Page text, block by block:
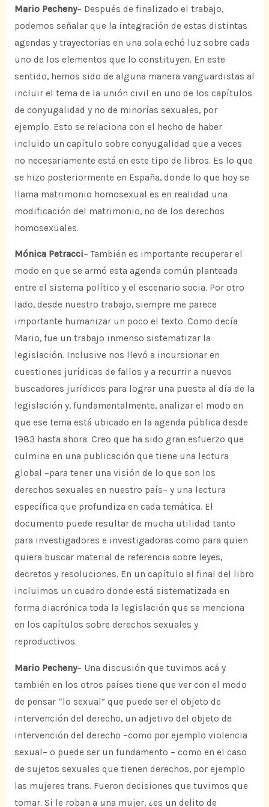
Mario Pecheny– Después de finalizado el trabajo,
podemos señalar que la integración de estas distintas
agendas y trayectorias en una sola echó luz sobre cada
uno de los elementos que lo constituyen. En este
sentido, hemos sido de alguna manera vanguardistas al
incluir el tema de la unión civil en uno de los capítulos
de conyugalidad y no de minorías sexuales, por
ejemplo. Esto se relaciona con el hecho de haber
incluido un capítulo sobre conyugalidad que a veces
no necesariamente está en este tipo de libros. Es lo que
se hizo posteriormente en España, donde lo que hoy se
llama matrimonio homosexual es en realidad una
modificación del matrimonio, no de los derechos
homosexuales.
Mónica Petracci– También es importante recuperar el
modo en que se armó esta agenda común planteada
entre el sistema político y el escenario socia. Por otro
lado, desde nuestro trabajo, siempre me parece
importante humanizar un poco el texto. Como decía
Mario, fue un trabajo inmenso sistematizar la
legislación. Inclusive nos llevó a incursionar en
cuestiones jurídicas de fallos y a recurrir a nuevos
buscadores jurídicos para lograr una puesta al día de la
legislación y, fundamentalmente, analizar el modo en
que ese tema está ubicado en la agenda pública desde
1983 hasta ahora. Creo que ha sido gran esfuerzo que
culmina en una publicación que tiene una lectura
global –para tener una visión de lo que son los
derechos sexuales en nuestro país– y una lectura
específica que profundiza en cada temática. El
documento puede resultar de mucha utilidad tanto
para investigadores e investigadoras como para quien
quiera buscar material de referencia sobre leyes,
decretos y resoluciones. En un capítulo al final del libro
incluimos un cuadro donde está sistematizada en
forma diacrónica toda la legislación que se menciona
en los capítulos sobre derechos sexuales y
reproductivos.
Mario Pecheny– Una discusión que tuvimos acá y
también en los otros países tiene que ver con el modo
de pensar “lo sexual” que puede ser el objeto de
intervención del derecho, un adjetivo del objeto de
intervención del derecho –como por ejemplo violencia
sexual– o puede ser un fundamento – como en el caso
de sujetos sexuales que tienen derechos, por ejemplo
las mujeres trans. Fueron decisiones que tuvimos que
tomar. Si le roban a una mujer, ¿es un delito de